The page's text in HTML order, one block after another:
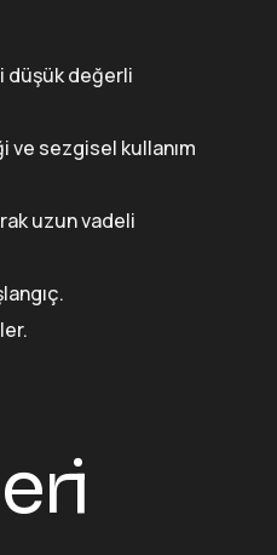
düşük değerli
ve sezgisel kullanım
uzun vadeli